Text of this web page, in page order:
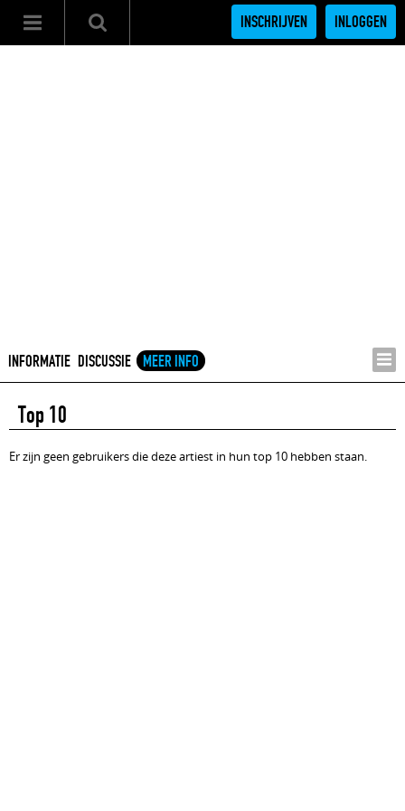
INSCHRIJVEN INLOGGEN
INFORMATIE DISCUSSIE MEER INFO
Top 10
Er zijn geen gebruikers die deze artiest in hun top 10 hebben staan.